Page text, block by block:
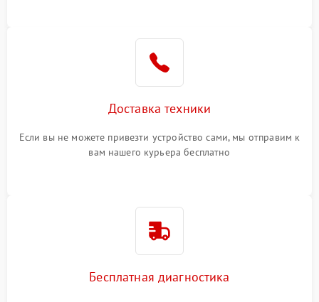
Доставка техники
Если вы не можете привезти устройство сами, мы отправим к
вам нашего курьера бесплатно
Бесплатная диагностика